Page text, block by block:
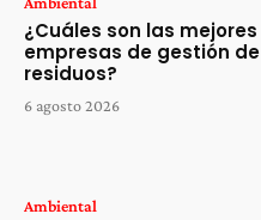
¿Cuáles son las mejores
empresas de gestión de
residuos?
6 agosto 2026
Ambiental